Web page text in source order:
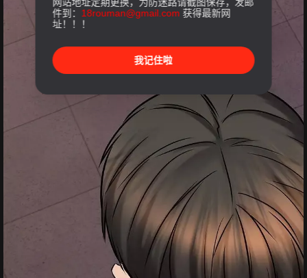
件到： 18rouman@gmail.com 获得最新网
址！！！
我记住啦